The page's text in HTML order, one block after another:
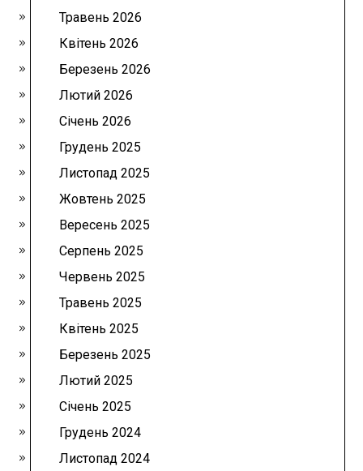
Травень 2026
Квітень 2026
Березень 2026
Лютий 2026
Січень 2026
Грудень 2025
Листопад 2025
Жовтень 2025
Вересень 2025
Серпень 2025
Червень 2025
Травень 2025
Квітень 2025
Березень 2025
Лютий 2025
Січень 2025
Грудень 2024
Листопад 2024